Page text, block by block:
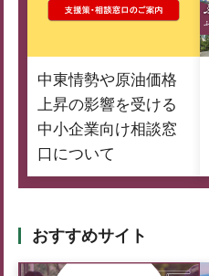
中東情勢や原油価格
上昇の影響を受ける
中小企業向け相談窓
口について
おすすめサイト